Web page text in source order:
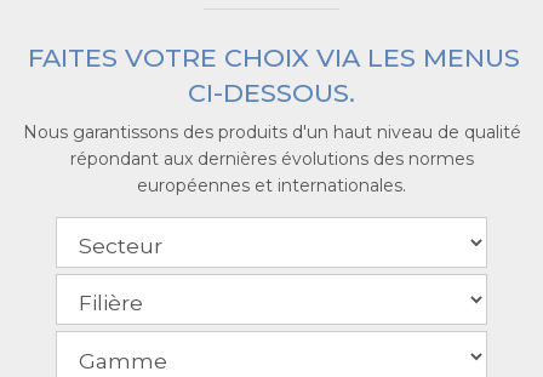
FAITES VOTRE CHOIX VIA LES MENUS
CI-DESSOUS.
Nous garantissons des produits d'un haut niveau de qualité
répondant aux dernières évolutions des normes
européennes et internationales.